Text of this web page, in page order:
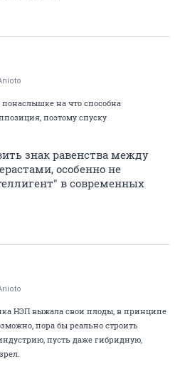
на что способна
поэтому спуску
знак равенства между
особенно не
в современных
НЭП выжала свои плоды, в принципе
пора бы реально строить
пусть даже гибридную,